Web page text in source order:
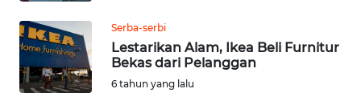
Serba-serbi
Lestarikan Alam, Ikea Beli Furnitur
Bekas dari Pelanggan
6 tahun yang lalu
DISCLAIMER
Wahana
News
Regional